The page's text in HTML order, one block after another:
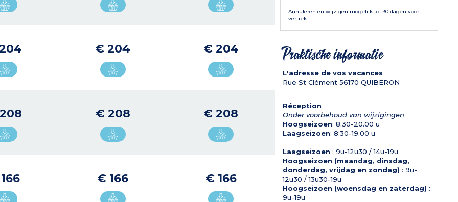
€ 204 € 204
€ 208 € 208
€ 166 € 166
Annuleren en wijzigen mogelijk tot 30 dagen voor
vertrek
Praktische informatie
L'adresse de vos vacances
Rue St Clément 56170 QUIBERON
Réception
Onder voorbehoud van wijzigingen
Hoogseizoen: 8:30-20.00 u
Laagseizoen: 8:30-19.00 u
Laagseizoen : 9u-12u30 / 14u-19u
Hoogseizoen (maandag, dinsdag,
donderdag, vrijdag en zondag) : 9u-
12u30 / 13u30-19u
Hoogseizoen (woensdag en zaterdag) :
9u-19u